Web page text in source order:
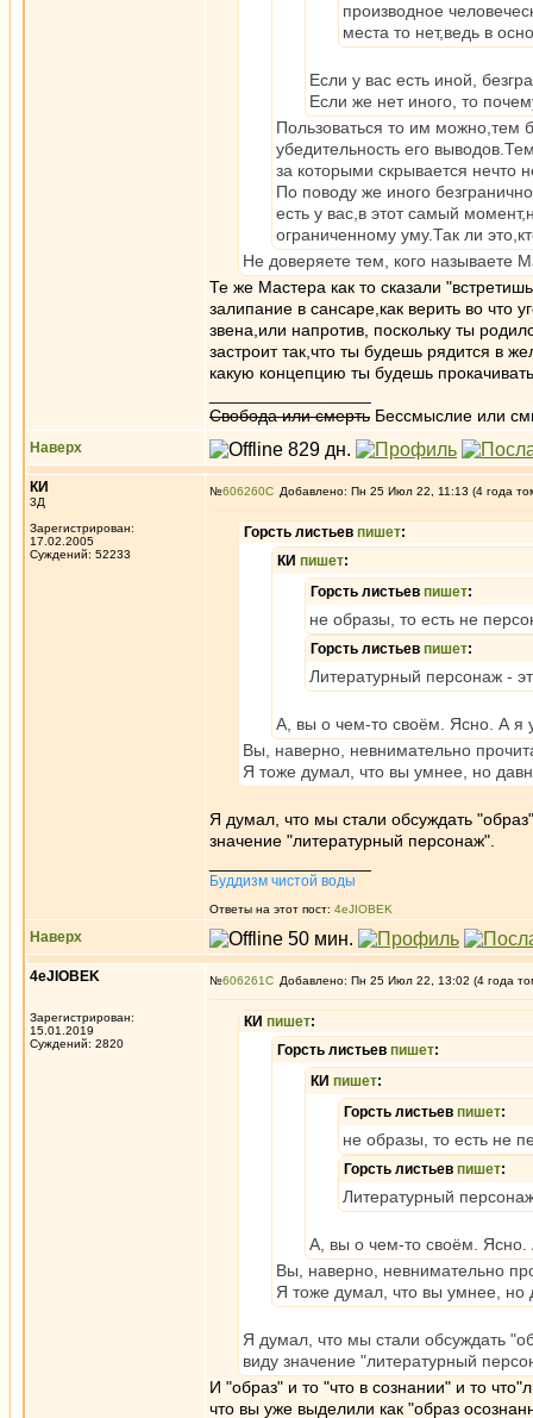
производное
места то нет,ведь в
Если у вас есть иной,
Если же нет иного, то
Пользоваться то им можно,тем
убедительность его
за которыми скрывается нечто
По поводу же иного
есть у вас,в этот самый
ограниченному уму.Так ли
Не доверяете тем, кого называете
Те же Мастера как то сказали
залипание в сансаре,как верить во что
звена,или напротив, поскольку ты
застроит так,что ты будешь рядится в
какую концепцию ты будешь
Свобода или смерть Бессмыслие или
Наверх
КИ
3Д
Зарегистрирован:
17.02.2005
Суждений: 52233
№606260 Добавлено: Пн 25 Июл 22, 11:13 (4 года
Горсть листьев пишет:
КИ пишет:
Горсть листьев пишет:
не образы, то есть не
Горсть листьев пишет:
Литературный персонаж -
А, вы о чем-то своём. Ясно. А я
Вы, наверно, невнимательно
Я тоже думал, что вы умнее, но
Я думал, что мы стали обсуждать
значение "литературный персонаж".
Буддизм чистой воды
Ответы на этот пост: 4eJIOBEK
Наверх
4eJIOBEK
Зарегистрирован:
15.01.2019
Суждений: 2820
№606261 Добавлено: Пн 25 Июл 22, 13:02 (4 года
КИ пишет:
Горсть листьев пишет:
КИ пишет:
Горсть листьев пишет:
не образы, то есть не
Горсть листьев пишет:
Литературный
А, вы о чем-то своём. Ясно.
Вы, наверно, невнимательно
Я тоже думал, что вы умнее, но
Я думал, что мы стали обсуждать
виду значение "литературный
И "образ" и то "что в сознании" и то
что вы уже выделили как "образ